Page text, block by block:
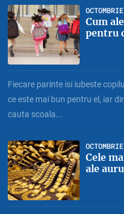
Cum
pentru
Fiecare parinte isi iubeste
ce este mai bun pentru el, iar
cauta scoala...
Cele
ale